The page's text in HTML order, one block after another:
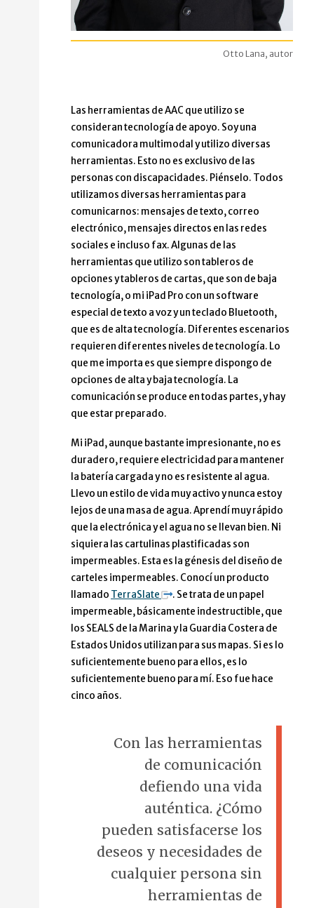
Otto Lana, autor
Las herramientas de AAC que utilizo se
consideran tecnología de apoyo. Soy una
comunicadora multimodal y utilizo diversas
herramientas. Esto no es exclusivo de las
personas con discapacidades. Piénselo. Todos
utilizamos diversas herramientas para
comunicarnos: mensajes de texto, correo
electrónico, mensajes directos en las redes
sociales e incluso fax. Algunas de las
herramientas que utilizo son tableros de
opciones y tableros de cartas, que son de baja
tecnología, o mi iPad Pro con un software
especial de texto a voz y un teclado Bluetooth,
que es de alta tecnología. Diferentes escenarios
requieren diferentes niveles de tecnología. Lo
que me importa es que siempre dispongo de
opciones de alta y baja tecnología. La
comunicación se produce en todas partes, y hay
que estar preparado.
Mi iPad, aunque bastante impresionante, no es
duradero, requiere electricidad para mantener
la batería cargada y no es resistente al agua.
Llevo un estilo de vida muy activo y nunca estoy
lejos de una masa de agua. Aprendí muy rápido
que la electrónica y el agua no se llevan bien. Ni
siquiera las cartulinas plastificadas son
impermeables. Esta es la génesis del diseño de
carteles impermeables. Conocí un producto
llamado TerraSlate
. Se trata de un papel
impermeable, básicamente indestructible, que
los SEALS de la Marina y la Guardia Costera de
Estados Unidos utilizan para sus mapas. Si es lo
suficientemente bueno para ellos, es lo
suficientemente bueno para mí. Eso fue hace
cinco años.
Con las herramientas
de comunicación
defiendo una vida
auténtica. ¿Cómo
pueden satisfacerse los
deseos y necesidades de
cualquier persona sin
herramientas de